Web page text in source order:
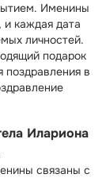
Именины
и каждая дата
личностей.
подарок
поздравления в
Илариона
связаны с